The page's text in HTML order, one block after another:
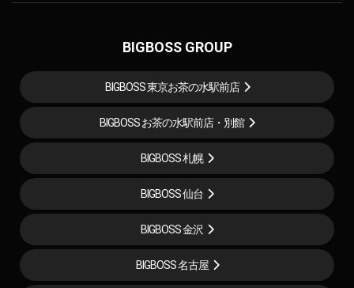
BIGBOSS GROUP
BIGBOSS 東京お茶の水駅前店
BIGBOSS お茶の水駅前店・別館
BIGBOSS 札幌
BIGBOSS 仙台
BIGBOSS 金沢
BIGBOSS 名古屋